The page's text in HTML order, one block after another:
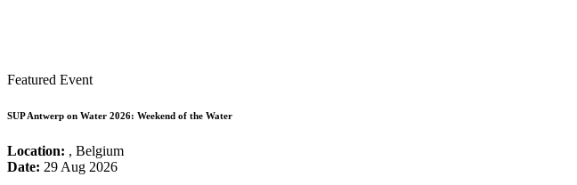
Featured Event
SUP Antwerp on Water 2026: Weekend of the Water
Location: , Belgium
Date: 29 Aug 2026